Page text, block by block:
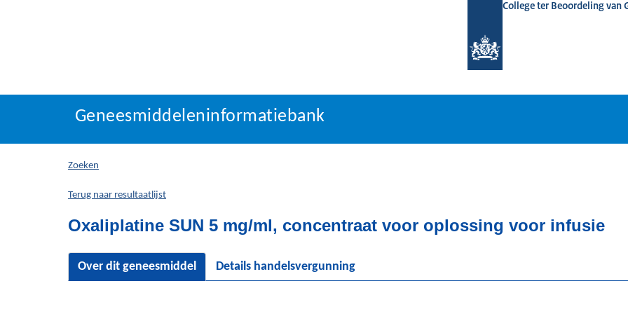
College ter Beoordeling van
Geneesmiddeleninformatiebank
U
hier:
Geneesmiddeleninformatiebank
Zoeken
Terug naar resultaatlijst
Oxaliplatine SUN 5 mg/ml, concentraat voor oplossing voor infusie
Over dit geneesmiddel Details handelsvergunning